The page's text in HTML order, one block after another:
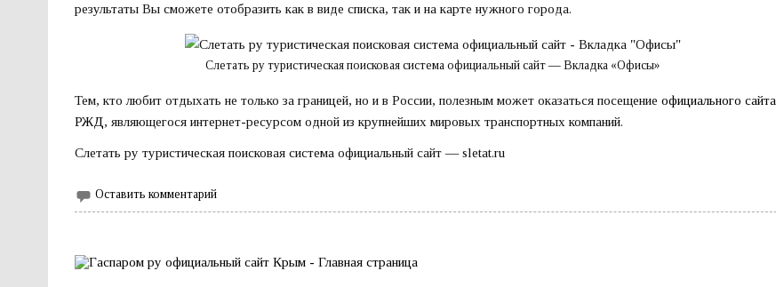
результаты Вы сможете отобразить как в виде списка, так и на карте нужного города.
Слетать ру туристическая поисковая система официальный сайт — Вкладка «Офисы»
Тем, кто любит отдыхать не только за границей, но и в России, полезным может оказаться посещениеофициального сайта
РЖД, являющегося интернет-ресурсом одной из крупнейших мировых транспортных компаний.
Слетать ру туристическая поисковая система официальный сайт — sletat.ru
Оставить комментарий